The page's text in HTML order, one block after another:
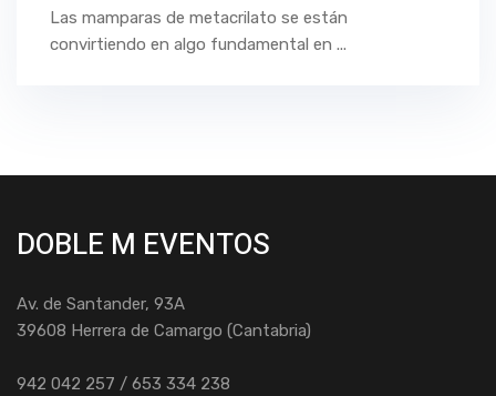
Las mamparas de metacrilato se están
convirtiendo en algo fundamental en ...
DOBLE M EVENTOS
Av. de Santander, 93A
39608 Herrera de Camargo (Cantabria)
942 042 257 / 653 334 238